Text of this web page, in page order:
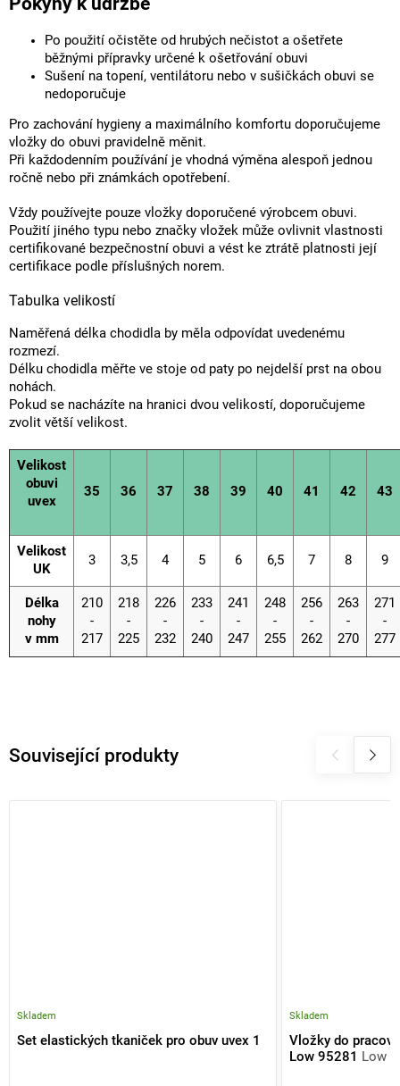
Související produkty
Set elastických tkaniček pro obuv uvex 1
Skladem
Vložky do
Low 95281 Low
Skladem
Po použití očistěte od hrubých nečistot a ošetřete
běžnými přípravky určené k ošetřování obuvi
Sušení na topení, ventilátoru nebo v sušičkách obuvi se
nedoporučuje
Pro zachování hygieny a maximálního komfortu doporučujeme
vložky do obuvi pravidelně měnit.
Při každodenním používání je vhodná výměna alespoň jednou
ročně nebo při známkách opotřebení.
Vždy používejte pouze vložky doporučené výrobcem obuvi.
Použití jiného typu nebo značky vložek může ovlivnit vlastnosti
certifikované bezpečnostní obuvi a vést ke ztrátě platnosti její
certifikace podle příslušných norem.
Tabulka velikostí
Naměřená délka chodidla by měla odpovídat uvedenému
rozmezí.
Délku chodidla měřte ve stoje od paty po nejdelší prst na obou
nohách.
Pokud se nacházíte na hranici dvou velikostí, doporučujeme
zvolit větší velikost.
Velikost
obuvi
uvex
35 36 37 38 39 40 41 42 43
Velikost
UK
3 3,5 4 5 6 6,5 7 8 9
Délka
nohy
v mm
210
-
217
218
-
225
226
-
232
233
-
240
241
-
247
248
-
255
256
-
262
263
-
270
271
-
277